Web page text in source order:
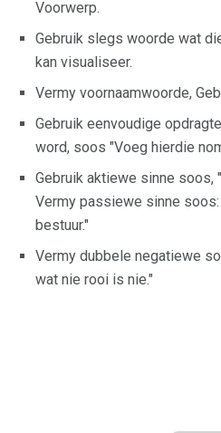
Voorwerp.
Gebruik slegs woorde wat
kan visualiseer.
Vermy voornaamwoorde,
Gebruik eenvoudige
word, soos "Voeg hierdie
Gebruik aktiewe sinne soos,
Vermy passiewe sinne
bestuur."
Vermy dubbele negatiewe
wat nie rooi is nie."